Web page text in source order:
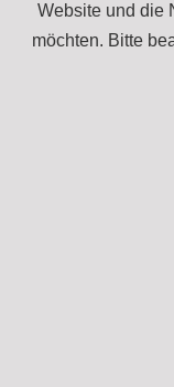
Website und die
möchten. Bitte